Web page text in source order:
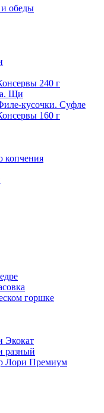
обеды
240 г
Щи
кусочки. Суфле
160 г
копчения
горшке
Экокат
разный
Лори Премиум